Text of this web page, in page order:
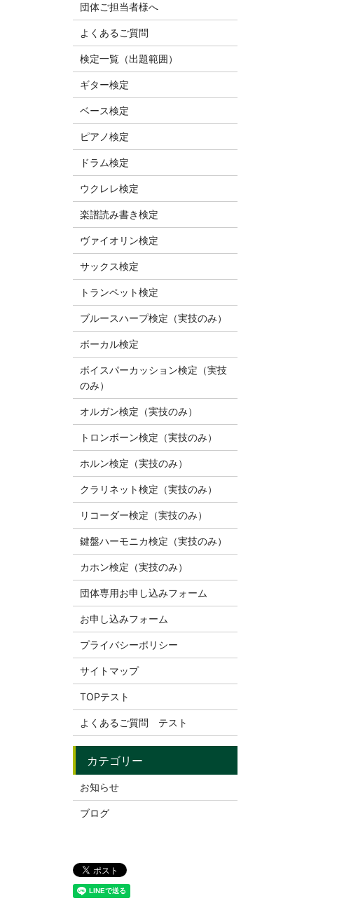
団体ご担当者様へ
よくあるご質問
検定一覧（出題範囲）
ギター検定
ベース検定
ピアノ検定
ドラム検定
ウクレレ検定
楽譜読み書き検定
ヴァイオリン検定
サックス検定
トランペット検定
ブルースハープ検定（実技のみ）
ボーカル検定
ボイスパーカッション検定（実技
のみ）
オルガン検定（実技のみ）
トロンボーン検定（実技のみ）
ホルン検定（実技のみ）
クラリネット検定（実技のみ）
リコーダー検定（実技のみ）
鍵盤ハーモニカ検定（実技のみ）
カホン検定（実技のみ）
団体専用お申し込みフォーム
お申し込みフォーム
プライバシーポリシー
サイトマップ
TOPテスト
よくあるご質問 テスト
お知らせ
ブログ